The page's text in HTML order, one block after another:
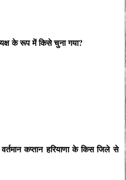
के रूप में किसे चुना गया?
कप्तान हरियाणा के किस जिले से